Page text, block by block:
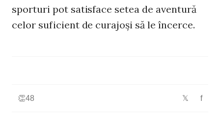
sporturi pot satisface setea de aventură
celor suficient de curajoşi să le încerce.
👏48 𝕏 f